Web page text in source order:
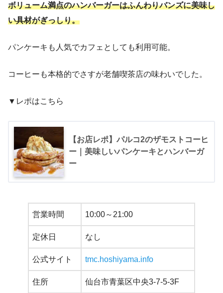
ボリューム満点のハンバーガーはふんわりバンズに美味し
い具材がぎっしり。
パンケーキも人気でカフェとしても利用可能。
コーヒーも本格的でさすが老舗喫茶店の味わいでした。
▼レポはこちら
【お店レポ】パルコ2のザモストコーヒ
ー｜美味しいパンケーキとハンバーガ
ー
営業時間 10:00～21:00
定休日 なし
公式サイト tmc.hoshiyama.info
住所 仙台市青葉区中央3-7-5-3F